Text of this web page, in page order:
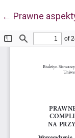
← Wróć do
Prawne